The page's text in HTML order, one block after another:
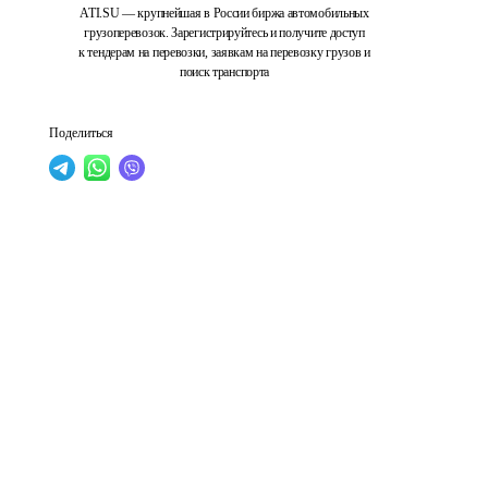
ATI.SU — крупнейшая в России биржа автомобильных
грузоперевозок. Зарегистрируйтесь и получите доступ
к тендерам на перевозки, заявкам на перевозку грузов и
поиск транспорта
Поделиться